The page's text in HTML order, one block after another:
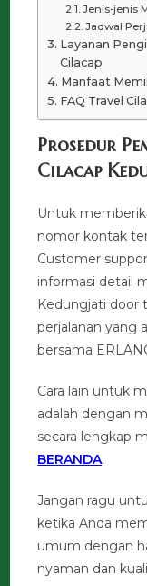
Jenis-jenis
Jadwal
Layanan
Cilacap
Manfaat
FAQ Travel
Prosedur
Cilacap
Untuk
nomor kontak
Customer
informasi detail
Kedungjati door
perjalanan yang
bersama
Cara lain untuk
adalah dengan
secara lengkap
BERANDA.
Jangan ragu
ketika Anda
umum dengan
nyaman dan